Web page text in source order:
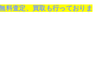
料査定、買取も行っておりま